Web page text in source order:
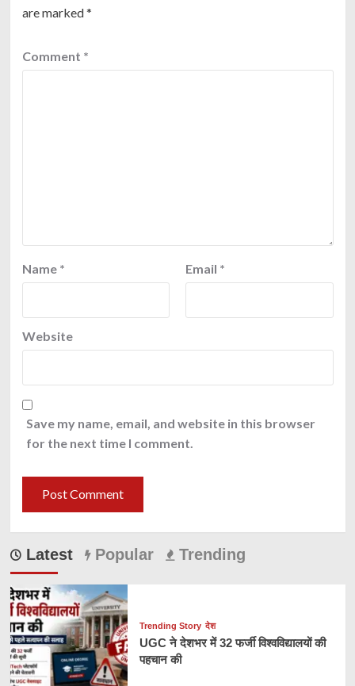
are marked*
Comment *
Name * Email *
Website
Save my name, email, and website in this browser
for the next time I comment.
Latest Popular Trending
Trending Story देश
UGC ने देशभर में 32 फर्जी विश्वविद्यालयों की
पहचान की